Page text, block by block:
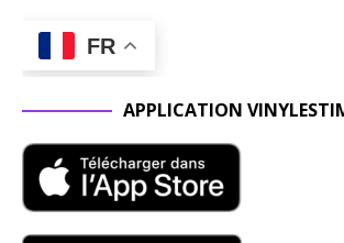
FR
APPLICATION